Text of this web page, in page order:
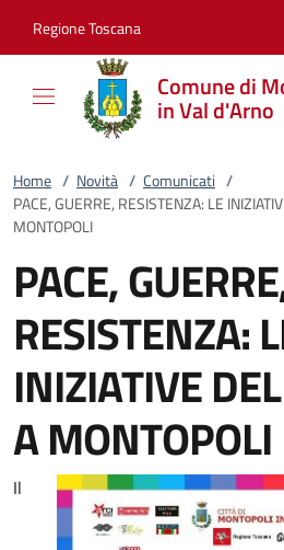
Regione Toscana
Comune di
in Val d'Arno
Home / Novità / Comunicati /
PACE, GUERRE, RESISTENZA: LE
MONTOPOLI
PACE,
RESISTENZA:
INIZIATIVE
A MONTOPOLI
Il